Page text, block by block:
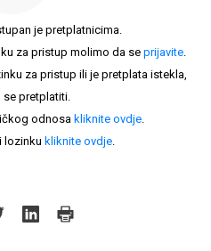
je pretplatnicima.
za pristup molimo da se prijavite.
za pristup ili je pretplata istekla,
pretplatiti.
odnosa kliknite ovdje.
lozinku kliknite ovdje.